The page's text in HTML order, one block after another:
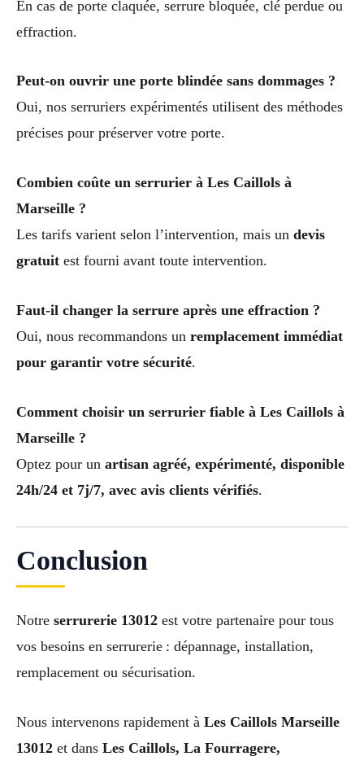
En cas de porte claquée, serrure bloquée, clé perdue ou
effraction.
Peut-on ouvrir une porte blindée sans dommages ?
Oui, nos serruriers expérimentés utilisent des méthodes
précises pour préserver votre porte.
Combien coûte un serrurier à Les Caillols à
Marseille ?
Les tarifs varient selon l’intervention, mais un devis
gratuit est fourni avant toute intervention.
Faut-il changer la serrure après une effraction ?
Oui, nous recommandons un remplacement immédiat
pour garantir votre sécurité.
Comment choisir un serrurier fiable à Les Caillols à
Marseille ?
Optez pour un artisan agréé, expérimenté, disponible
24h/24 et 7j/7, avec avis clients vérifiés.
Conclusion
Notre serrurerie 13012 est votre partenaire pour tous
vos besoins en serrurerie : dépannage, installation,
remplacement ou sécurisation.
Nous intervenons rapidement à Les Caillols Marseille
13012 et dans Les Caillols, La Fourragere,